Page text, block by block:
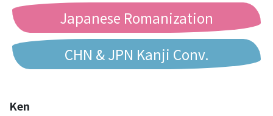
Japanese Romanization
CHN & JPN Kanji Conv.
Ken